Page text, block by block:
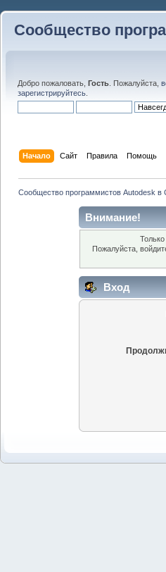
Сообщество
Добро пожаловать, Гость . Пожалуйста,
зарегистрируйтесь
Начало Сайт Правила Помощь
Сообщество программистов Autodesk в
Внимание!
Пожалуйста,
Вход